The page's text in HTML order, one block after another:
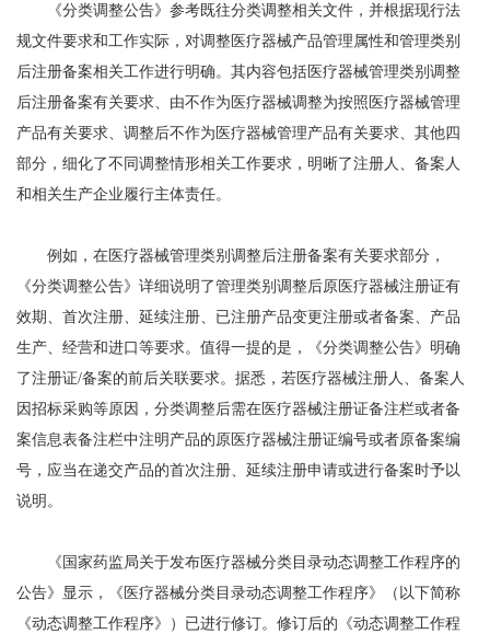
《分类调整公告》参考既往分类调整相关文件，并根据现行法
规文件要求和工作实际，对调整医疗器械产品管理属性和管理类别
后注册备案相关工作进行明确。其内容包括医疗器械管理类别调整
后注册备案有关要求、由不作为医疗器械调整为按照医疗器械管理
产品有关要求、调整后不作为医疗器械管理产品有关要求、其他四
部分，细化了不同调整情形相关工作要求，明晰了注册人、备案人
和相关生产企业履行主体责任。
例如，在医疗器械管理类别调整后注册备案有关要求部分，
《分类调整公告》详细说明了管理类别调整后原医疗器械注册证有
效期、首次注册、延续注册、已注册产品变更注册或者备案、产品
生产、经营和进口等要求。值得一提的是，《分类调整公告》明确
了注册证/备案的前后关联要求。据悉，若医疗器械注册人、备案人
因招标采购等原因，分类调整后需在医疗器械注册证备注栏或者备
案信息表备注栏中注明产品的原医疗器械注册证编号或者原备案编
号，应当在递交产品的首次注册、延续注册申请或进行备案时予以
说明。
《国家药监局关于发布医疗器械分类目录动态调整工作程序的
公告》显示，《医疗器械分类目录动态调整工作程序》（以下简称
《动态调整工作程序》）已进行修订。修订后的《动态调整工作程